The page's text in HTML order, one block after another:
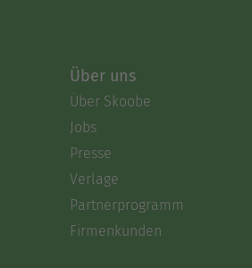
Über uns
Über Skoobe
Jobs
Presse
Verlage
Partnerprogramm
Firmenkunden